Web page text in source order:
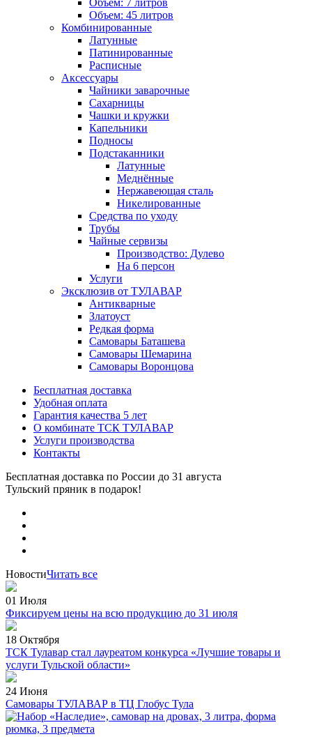
Объем: 7 литров
Объем: 45 литров
Комбинированные
Латунные
Патинированные
Расписные
Аксессуары
Чайники заварочные
Сахарницы
Чашки и кружки
Капельники
Подносы
Подстаканники
Латунные
Меднённые
Нержавеющая сталь
Никелированные
Средства по уходу
Трубы
Чайные сервизы
Производство: Дулево
На 6 персон
Услуги
Эксклюзив от ТУЛАВАР
Антикварные
Златоуст
Редкая форма
Самовары Баташева
Самовары Шемарина
Самовары Воронцова
Бесплатная доставка
Удобная оплата
Гарантия качества 5 лет
О комбинате ТСК ТУЛАВАР
Услуги производства
Контакты
Бесплатная доставка по России до 31 августа
Тульский пряник в подарок!
НовостиЧитать все
01 Июля
Фиксируем цены на всю продукцию до 31 июля
18 Октября
ТСК Тулавар стал лауреатом конкурса «Лучшие товары и
услуги Тульской области»
24 Июня
Самовары ТУЛАВАР в ТЦ Глобус Тула